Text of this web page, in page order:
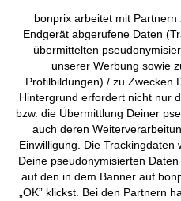
T-Shirt
CHF 6,95CHF 9,95-30%
bonprix arbeitet mit
Endgerät abgerufene Daten
übermittelten
unserer Werbung sowie
Profilbildungen) / zu Zwecken
Hintergrund erfordert nicht nur
bzw. die Übermittlung Deiner
auch deren
Einwilligung. Die Trackingdaten
Deine pseudonymisierten
auf den in dem Banner auf
„OK” klickst. Bei den Partnern